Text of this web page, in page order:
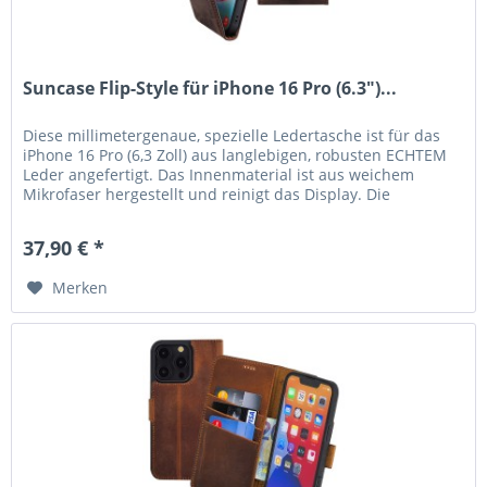
Suncase Flip-Style für iPhone 16 Pro (6.3")...
Diese millimetergenaue, spezielle Ledertasche ist für das
iPhone 16 Pro (6,3 Zoll) aus langlebigen, robusten ECHTEM
Leder angefertigt. Das Innenmaterial ist aus weichem
Mikrofaser hergestellt und reinigt das Display. Die
37,90 € *
Merken